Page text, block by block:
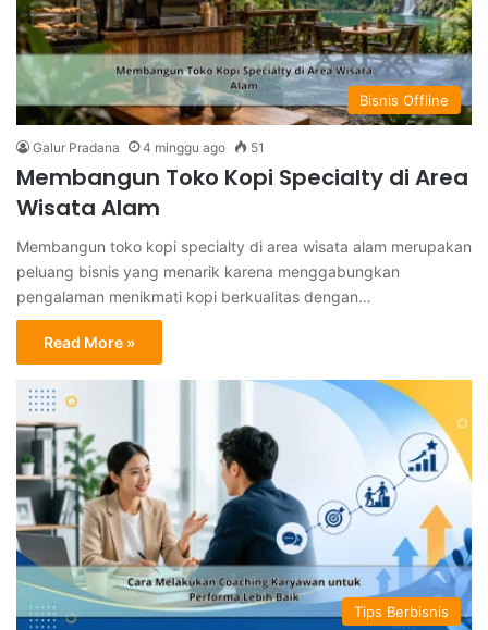
Bisnis Offline
Galur Pradana 4 minggu ago 51
Membangun Toko Kopi Specialty di Area
Wisata Alam
Membangun toko kopi specialty di area wisata alam merupakan
peluang bisnis yang menarik karena menggabungkan
pengalaman menikmati kopi berkualitas dengan…
Read More »
Tips Berbisnis